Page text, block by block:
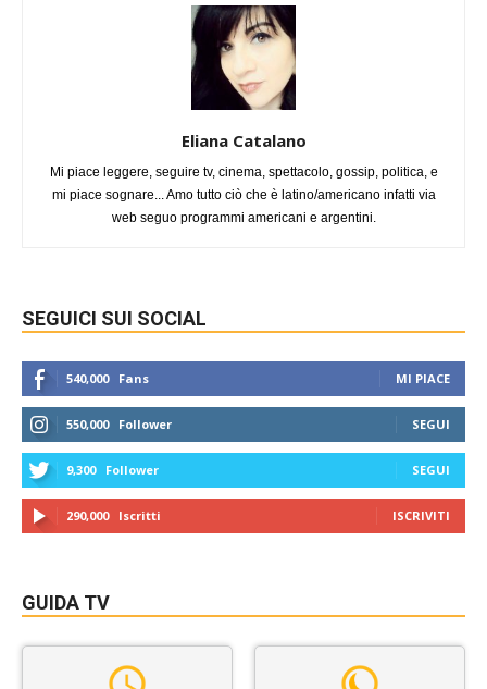
Eliana Catalano
Mi piace leggere, seguire tv, cinema, spettacolo, gossip, politica, e
mi piace sognare... Amo tutto ciò che è latino/americano infatti via
web seguo programmi americani e argentini.
SEGUICI SUI SOCIAL
540,000 Fans MI PIACE
550,000 Follower SEGUI
9,300 Follower SEGUI
290,000 Iscritti ISCRIVITI
GUIDA TV